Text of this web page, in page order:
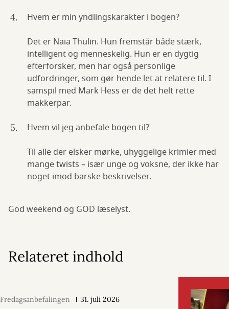
Hvem er min yndlingskarakter i bogen?
Det er Naia Thulin. Hun fremstår både stærk,
intelligent og menneskelig. Hun er en dygtig
efterforsker, men har også personlige
udfordringer, som gør hende let at relatere til. I
samspil med Mark Hess er de det helt rette
makkerpar.
Hvem vil jeg anbefale bogen til?
Til alle der elsker mørke, uhyggelige krimier med
mange twists – især unge og voksne, der ikke har
noget imod barske beskrivelser.
God weekend og GOD læselyst.
Relateret indhold
Fredagsanbefalingen 31. juli 2026